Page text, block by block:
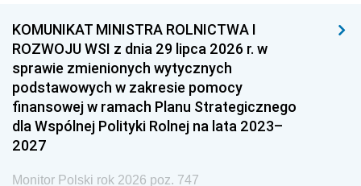
KOMUNIKAT MINISTRA ROLNICTWA I
ROZWOJU WSI z dnia 29 lipca 2026 r. w
sprawie zmienionych wytycznych
podstawowych w zakresie pomocy
finansowej w ramach Planu Strategicznego
dla Wspólnej Polityki Rolnej na lata 2023–
2027
Monitor Polski rok 2026 poz. 747